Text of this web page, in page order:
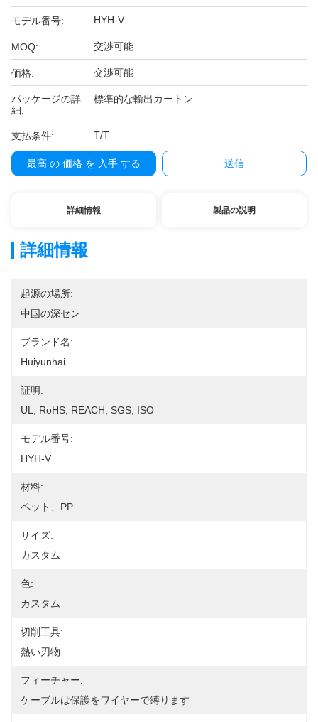
モデル番号: HYH-V
MOQ: 交渉可能
価格: 交渉可能
パッケージの詳
細:
標準的な輸出カートン
支払条件: T/T
最高 の 価格 を 入手 する 送信
詳細情報 製品の説明
詳細情報
起源の場所:
中国の深セン
ブランド名:
Huiyunhai
証明:
UL, RoHS, REACH, SGS, ISO
モデル番号:
HYH-V
材料:
ペット、PP
サイズ:
カスタム
色:
カスタム
切削工具:
熱い刃物
フィーチャー:
ケーブルは保護をワイヤーで縛ります